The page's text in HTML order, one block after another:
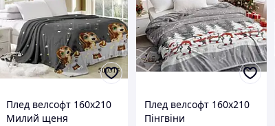
Плед велсофт 160х210
Милий щеня
Плед велсофт 160х210
Пінгвіни